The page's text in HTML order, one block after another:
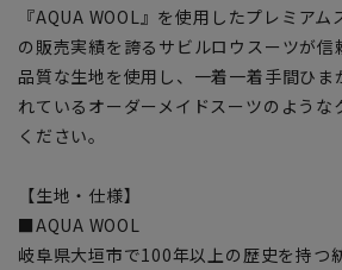
『AQUA WOOL』を使用したプレミア
の販売実績を誇るサビルロウスーツが
品質な生地を使用し、一着一着手間ひま
れているオーダーメイドスーツのような
ください。
【生地・仕様】
■AQUA WOOL
岐阜県大垣市で100年以上の歴史を持つ